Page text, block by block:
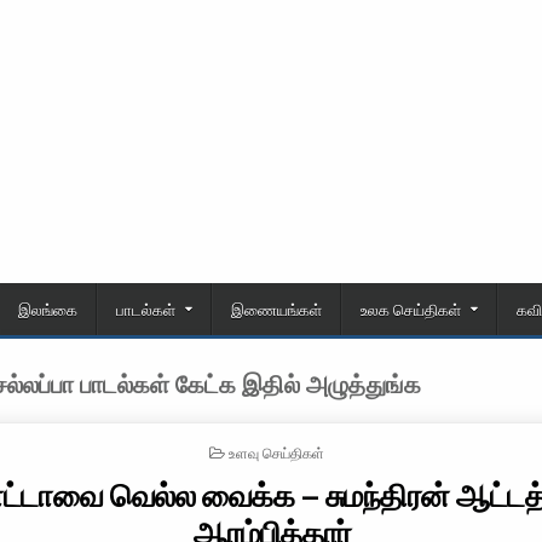
இலங்கை பாடல்கள் இணையங்கள் உலக செய்திகள்
பாடல்கள் கேட்க இதில் அழுத்துங்க
POSTED IN
உளவு செய்திகள்
வெல்ல வைக்க – சுமந்திரன்
ஆரம்பித்தார்